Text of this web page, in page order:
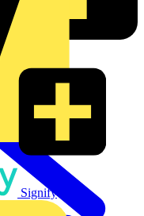
Signify